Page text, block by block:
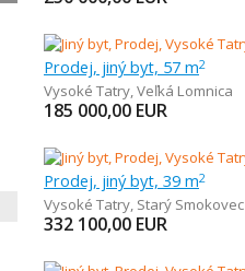
Prodej, jiný byt, 57 m2
Vysoké Tatry,Veľká Lomnica
185 000,00 EUR
Prodej, jiný byt, 39 m2
Vysoké Tatry, Starý Smokovec
332 100,00 EUR